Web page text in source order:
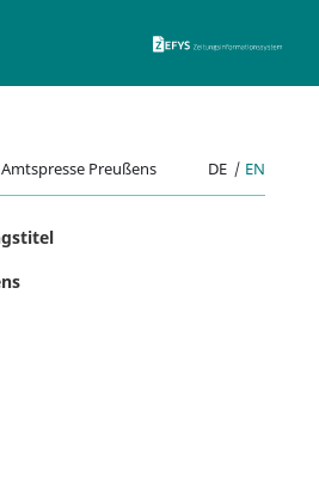
Amtspresse Preußens DE | EN